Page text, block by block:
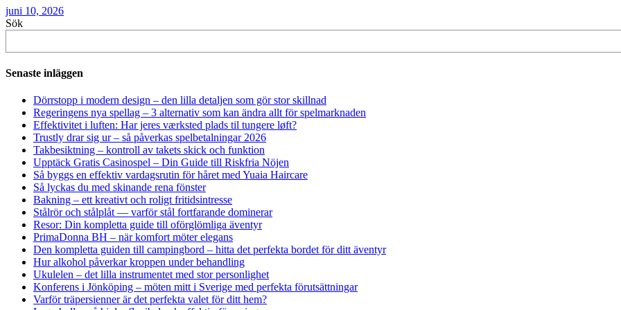
juni 10, 2026
Sök
Senaste inläggen
Dörrstopp i modern design – den lilla detaljen som gör stor skillnad
Regeringens nya spellag – 3 alternativ som kan ändra allt för spelmarknaden
Effektivitet i luften: Har jeres værksted plads til tungere løft?
Trustly drar sig ur – så påverkas spelbetalningar 2026
Takbesiktning – kontroll av takets skick och funktion
Upptäck Gratis Casinospel – Din Guide till Riskfria Nöjen
Så byggs en effektiv vardagsrutin för håret med Yuaia Haircare
Så lyckas du med skinande rena fönster
Bakning – ett kreativt och roligt fritidsintresse
Stålrör och stålplåt — varför stål fortfarande dominerar
Resor: Din kompletta guide till oförglömliga äventyr
PrimaDonna BH – när komfort möter elegans
Den kompletta guiden till campingbord – hitta det perfekta bordet för ditt äventyr
Hur alkohol påverkar kroppen under behandling
Ukulelen – det lilla instrumentet med stor personlighet
Konferens i Jönköping – möten mitt i Sverige med perfekta förutsättningar
Varför träpersienner är det perfekta valet för ditt hem?